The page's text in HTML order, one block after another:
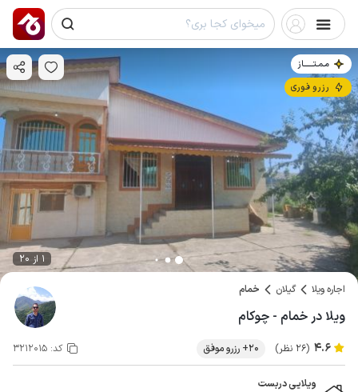
مـمـتــــــاز
رزرو فوری
1 از 20
اجاره ویلا گیلان خمام
ویلا در خمام - چوکام
4.6 (26 نظر) 20+ رزرو موفق کد: 3212015
ویلایی دربست